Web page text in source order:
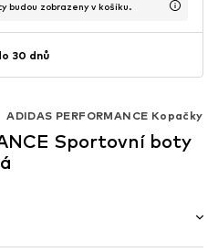
budou zobrazeny v košíku.
30 dnů
ADIDAS PERFORMANCE Kopačky
Sportovní boty